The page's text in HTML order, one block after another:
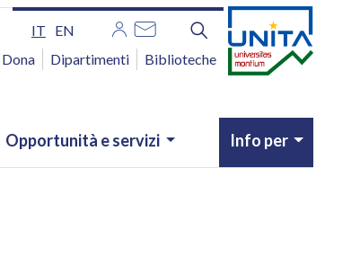
IT EN
Dona Dipartimenti Biblioteche
Opportunità e servizi Info per